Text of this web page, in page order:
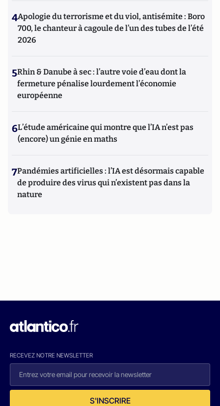
4Apologie du terrorisme et du viol, antisémite : Boro
700, le chanteur à cagoule de l’un des tubes de l’été
2026
5Rhin & Danube à sec : l’autre voie d’eau dont la
fermeture pénalise lourdement l’économie
européenne
6L’étude américaine qui montre que l’IA n’est pas
(encore) un génie en maths
7Pandémies artificielles : l’IA est désormais capable
de produire des virus qui n’existent pas dans la
nature
RECEVEZ NOTRE NEWSLETTER
S'INSCRIRE